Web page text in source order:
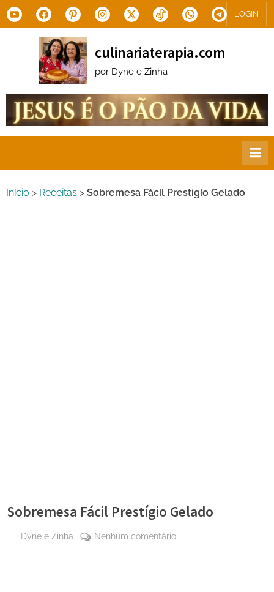
Skip
to
YoutubeFacebookPinterestInstagram
X.com Tiktok WhatsAppTelegram
LOGIN
culinariaterapia.com
por Dyne e Zinha
Início > Receitas > Sobremesa Fácil Prestígio Gelado
Sobremesa Fácil Prestígio Gelado
By
Dyne e Zinha Nenhum comentárioem